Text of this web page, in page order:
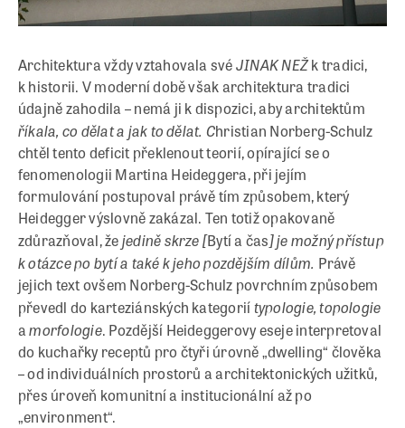
Architektura vždy vztahovala svéJINAK NEŽk tradici,
k historii. V moderní době však architektura tradici
údajně zahodila – nemá ji k dispozici, aby architektům
říkala, co dělat a jak to dělat. Christian Norberg-Schulz
chtěl tento deficit překlenout teorií, opírající se o
fenomenologii Martina Heideggera, při jejím
formulování postupoval právě tím způsobem, který
Heidegger výslovně zakázal. Ten totiž opakovaně
zdůrazňoval, žejedině skrze [Bytí a čas] je možný přístup
k otázce po bytí a také k jeho pozdějším dílům. Právě
jejich text ovšem Norberg-Schulz povrchním způsobem
převedl do karteziánských kategoriítypologie, topologie
amorfologie. Pozdější Heideggerovy eseje interpretoval
do kuchařky receptů pro čtyři úrovně „dwelling“ člověka
– od individuálních prostorů a architektonických užitků,
přes úroveň komunitní a institucionální až po
„environment“.